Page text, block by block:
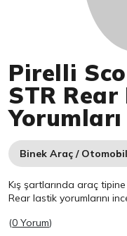
Pirelli
STR
Yorumları
Binek Araç / Otomobil
Kış şartlarında araç
Rear lastik yorumlarını
(0 Yorum)